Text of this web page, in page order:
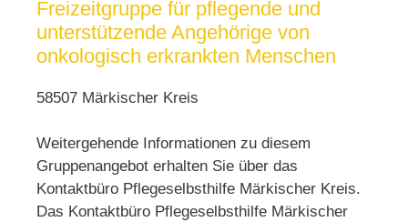
Freizeitgruppe für pflegende und
unterstützende Angehörige von
onkologisch erkrankten Menschen
58507 Märkischer Kreis
Weitergehende Informationen zu diesem
Gruppenangebot erhalten Sie über das
Kontaktbüro Pflegeselbsthilfe Märkischer Kreis.
Das Kontaktbüro Pflegeselbsthilfe Märkischer